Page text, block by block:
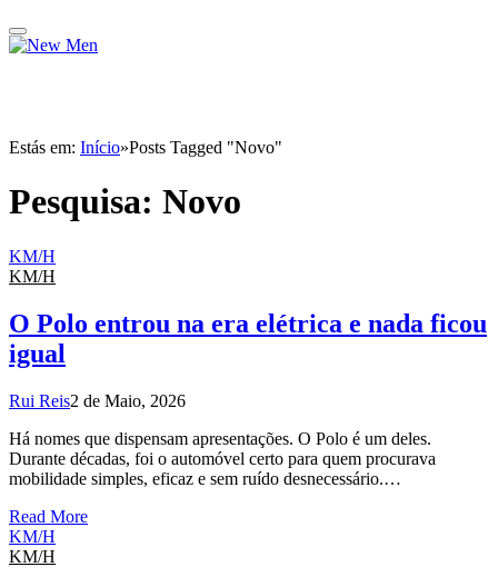
Estás em: Início»Posts Tagged "Novo"
Pesquisa: Novo
KM/H
KM/H
O Polo entrou na era elétrica e nada ficou
igual
Rui Reis2 de Maio, 2026
Há nomes que dispensam apresentações. O Polo é um deles.
Durante décadas, foi o automóvel certo para quem procurava
mobilidade simples, eficaz e sem ruído desnecessário.…
Read More
KM/H
KM/H